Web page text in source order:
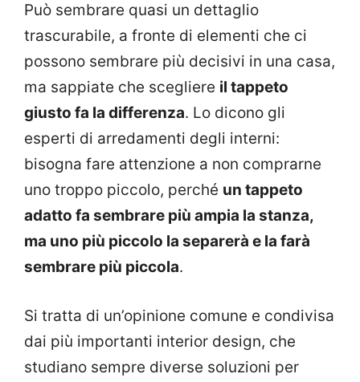
Può sembrare quasi un dettaglio
trascurabile, a fronte di elementi che ci
possono sembrare più decisivi in una casa,
ma sappiate che scegliere il tappeto
giusto fa la differenza. Lo dicono gli
esperti di arredamenti degli interni:
bisogna fare attenzione a non comprarne
uno troppo piccolo, perché un tappeto
adatto fa sembrare più ampia la stanza,
ma uno più piccolo la separerà e la farà
sembrare più piccola.
Si tratta di un’opinione comune e condivisa
dai più importanti interior design, che
studiano sempre diverse soluzioni per